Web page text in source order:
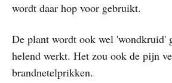
wordt daar hop voor gebruikt.
De plant wordt ook wel 'wondkruid'
helend werkt. Het zou ook de pijn
brandnetelprikken.